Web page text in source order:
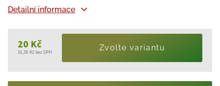
20 Kč
16,50 Kč bez DPH
cena:
Zvolte variantu
Detailní informace